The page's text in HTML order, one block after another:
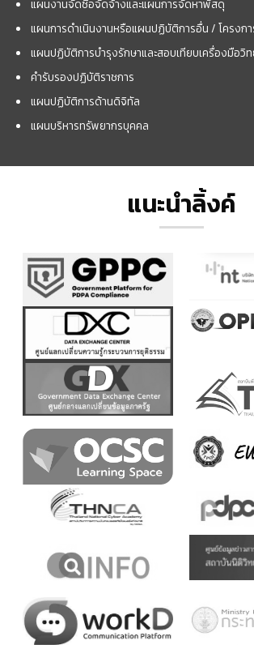
แผนงานจัดซื้อจัดจ้างและแผนการจัดหาพัสดุ
แผนการดำเนินงานหรือแผนปฏิบัติการอื่น / โครงก
แผนปฏิบัติการบำรุงรักษาและสอบเทียบเครื่องมือวิ
คำรับรองปฏิบัติราชการ
แผนปฏิบัติการด้านดิจิทัล
แผนบริหารทรัพยากรบุคคล
แนะนำลิ้งค์